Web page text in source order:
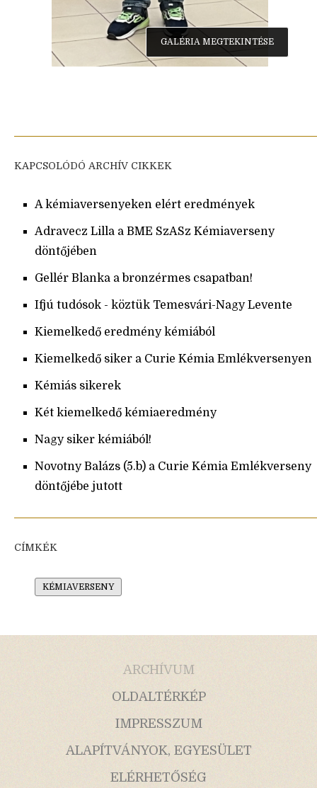
GALÉRIA MEGTEKINTÉSE
KAPCSOLÓDÓ ARCHÍV CIKKEK
A kémiaversenyeken elért eredmények
Adravecz Lilla a BME SzASz Kémiaverseny
döntőjében
Gellér Blanka a bronzérmes csapatban!
Ifjú tudósok - köztük Temesvári-Nagy Levente
Kiemelkedő eredmény kémiából
Kiemelkedő siker a Curie Kémia Emlékversenyen
Kémiás sikerek
Két kiemelkedő kémiaeredmény
Nagy siker kémiából!
Novotny Balázs (5.b) a Curie Kémia Emlékverseny
döntőjébe jutott
CÍMKÉK
KÉMIAVERSENY
ARCHÍVUM
OLDALTÉRKÉP
IMPRESSZUM
ALAPÍTVÁNYOK, EGYESÜLET
ELÉRHETŐSÉG